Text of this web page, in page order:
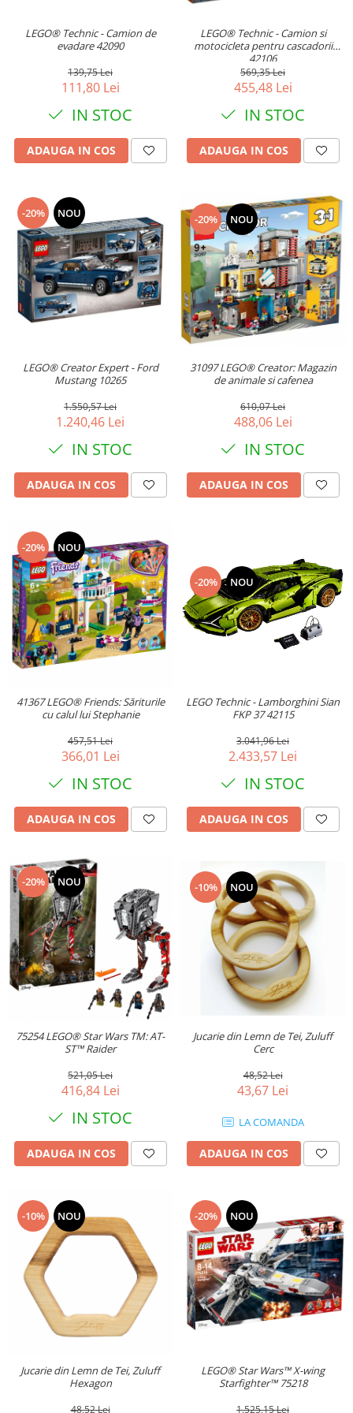
Uscătoare de Păr
LEGO® Technic - Camion de
evadare 42090
139,75 Lei
111,80 Lei
IN STOC
ADAUGA IN COS
LEGO® Technic - Camion si
motocicleta pentru cascadorii
42106
569,35 Lei
455,48 Lei
IN STOC
ADAUGA IN COS
-20% NOU
LEGO® Creator Expert - Ford
Mustang 10265
1.550,57 Lei
1.240,46 Lei
IN STOC
ADAUGA IN COS
-20% NOU
31097 LEGO® Creator: Magazin
de animale si cafenea
610,07 Lei
488,06 Lei
IN STOC
ADAUGA IN COS
-20% NOU
41367 LEGO® Friends: Săriturile
cu calul lui Stephanie
457,51 Lei
366,01 Lei
IN STOC
ADAUGA IN COS
-20% NOU
LEGO Technic - Lamborghini Sian
FKP 37 42115
3.041,96 Lei
2.433,57 Lei
IN STOC
ADAUGA IN COS
-20% NOU
75254 LEGO® Star Wars TM: AT-
ST™ Raider
521,05 Lei
416,84 Lei
IN STOC
ADAUGA IN COS
-10% NOU
Jucarie din Lemn de Tei, Zuluff
Cerc
48,52 Lei
43,67 Lei
LA COMANDA
ADAUGA IN COS
-10% NOU
Jucarie din Lemn de Tei, Zuluff
Hexagon
48,52 Lei
-20% NOU
LEGO® Star Wars™ X-wing
Starfighter™ 75218
1.525,15 Lei